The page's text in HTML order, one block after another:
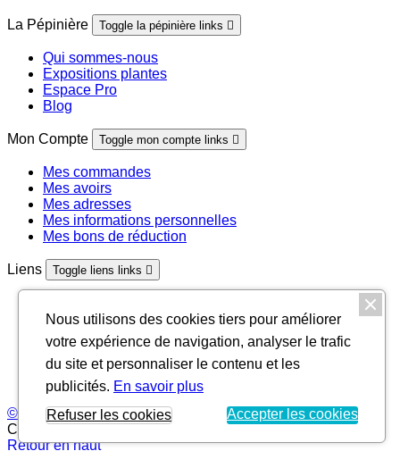
La Pépinière Toggle la pépinière links 
Qui sommes-nous
Expositions plantes
Espace Pro
Blog
Mon Compte Toggle mon compte links 
Mes commandes
Mes avoirs
Mes adresses
Mes informations personnelles
Mes bons de réduction
Liens Toggle liens links 
AEB France
Arrosoirs et sécateurs
Créa'Paysage Piscine
L'Art des Jardins
Jardins de France
© 2026 -Créa'Paysage. RéalisationRhonalpcom
Chargement...
Nous utilisons des cookies tiers pour améliorer
votre expérience de navigation, analyser le trafic
du site et personnaliser le contenu et les
publicités. En savoir plus
Accepter les cookies
Refuser les cookies
Retour en haut